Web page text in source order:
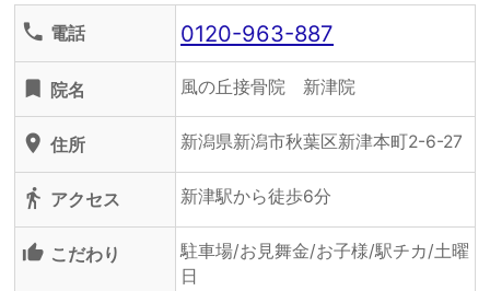
phone 電話 0120-963-887
turned_in 院名 風の丘接骨院 新津院
location_on 住所 新潟県新潟市秋葉区新津本町2-6-27
directions_walk アクセス 新津駅から徒歩6分
thumb_up_alt こだわり
駐車場/お見舞金/お子様/駅チカ/土曜
日